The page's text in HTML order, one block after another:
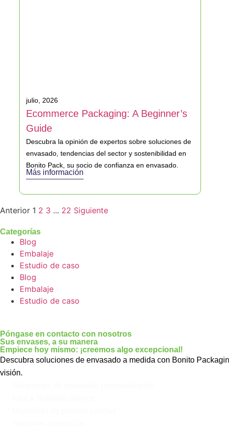
julio, 2026
Ecommerce Packaging: A Beginner’s
Guide
Descubra la opinión de expertos sobre soluciones de
envasado, tendencias del sector y sostenibilidad en
Bonito Pack, su socio de confianza en envasado.
Más información
Anterior 1 2 3 ... 22 Siguiente
Categorías
Blog
Embalaje
Estudio de caso
Blog
Embalaje
Estudio de caso
Póngase en contacto con nosotros
Sus envases, a su manera
Empiece hoy mismo: ¡creemos algo excepcional!
Descubra soluciones de envasado a medida con Bonito
visión.